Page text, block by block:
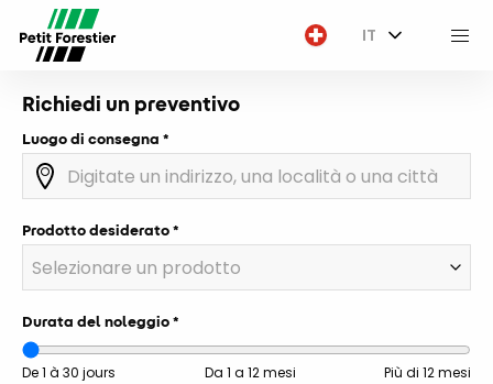
IT ×
Richiedi un preventivo
Luogo di consegna
Prodotto desiderato
Durata del noleggio
De 1 à 30 jours Da 1 a 12 mesi Più di 12 mesi